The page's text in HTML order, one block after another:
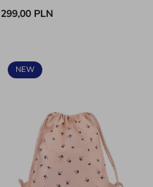
299,00 PLN
NEW